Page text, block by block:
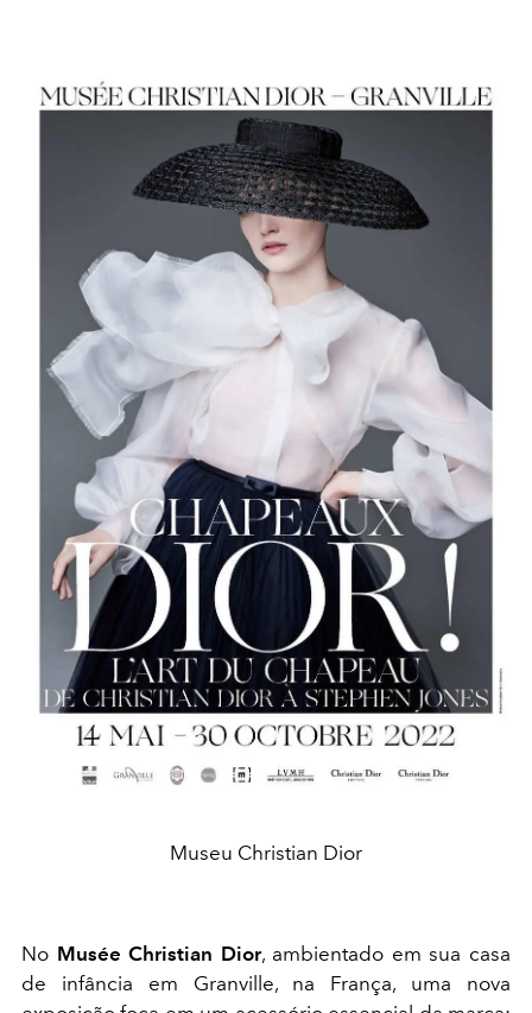
Museu Christian Dior
No Musée Christian Dior, ambientado em sua casa
de infância em Granville, na França, uma nova